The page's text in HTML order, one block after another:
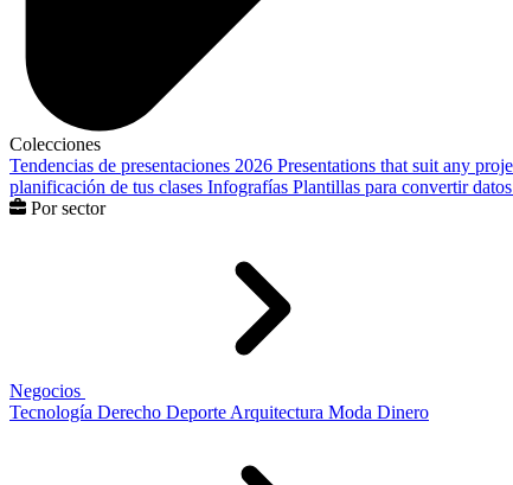
Colecciones
Tendencias de presentaciones 2026 Presentations that suit any
planificación de tus clases Infografías Plantillas para convertir
Por sector
Negocios
Tecnología Derecho Deporte Arquitectura Moda Dinero